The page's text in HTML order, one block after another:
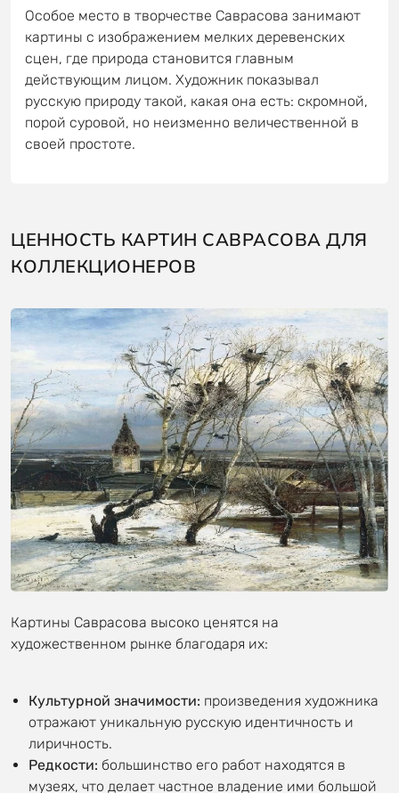
Особое место в творчестве Саврасова занимают
картины с изображением мелких деревенских
сцен, где природа становится главным
действующим лицом. Художник показывал
русскую природу такой, какая она есть: скромной,
порой суровой, но неизменно величественной в
своей простоте.
ЦЕННОСТЬ КАРТИН САВРАСОВА ДЛЯ
КОЛЛЕКЦИОНЕРОВ
Картины Саврасова высоко ценятся на
художественном рынке благодаря их:
Культурной значимости: произведения художника
отражают уникальную русскую идентичность и
лиричность.
Редкости: большинство его работ находятся в
музеях, что делает частное владение ими большой